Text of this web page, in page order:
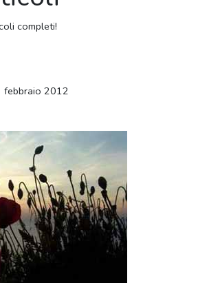
completi!
febbraio 2012